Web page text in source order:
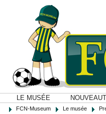
LE MUSÉE
FCN-Museum Le musée